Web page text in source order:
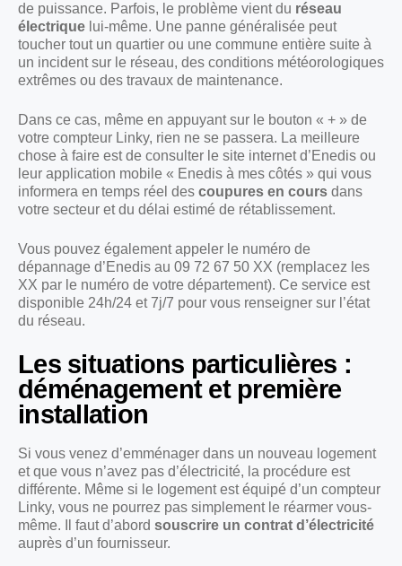
de puissance. Parfois, le problème vient du réseau
électrique lui-même. Une panne généralisée peut
toucher tout un quartier ou une commune entière suite à
un incident sur le réseau, des conditions météorologiques
extrêmes ou des travaux de maintenance.
Dans ce cas, même en appuyant sur le bouton « + » de
votre compteur Linky, rien ne se passera. La meilleure
chose à faire est de consulter le site internet d’Enedis ou
leur application mobile « Enedis à mes côtés » qui vous
informera en temps réel des coupures en cours dans
votre secteur et du délai estimé de rétablissement.
Vous pouvez également appeler le numéro de
dépannage d’Enedis au 09 72 67 50 XX (remplacez les
XX par le numéro de votre département). Ce service est
disponible 24h/24 et 7j/7 pour vous renseigner sur l’état
du réseau.
Les situations particulières :
déménagement et première
installation
Si vous venez d’emménager dans un nouveau logement
et que vous n’avez pas d’électricité, la procédure est
différente. Même si le logement est équipé d’un compteur
Linky, vous ne pourrez pas simplement le réarmer vous-
même. Il faut d’abord souscrire un contrat d’électricité
auprès d’un fournisseur.